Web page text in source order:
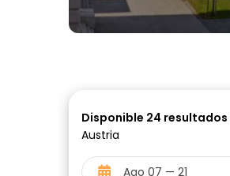
Disponible 24 resultados
Austria